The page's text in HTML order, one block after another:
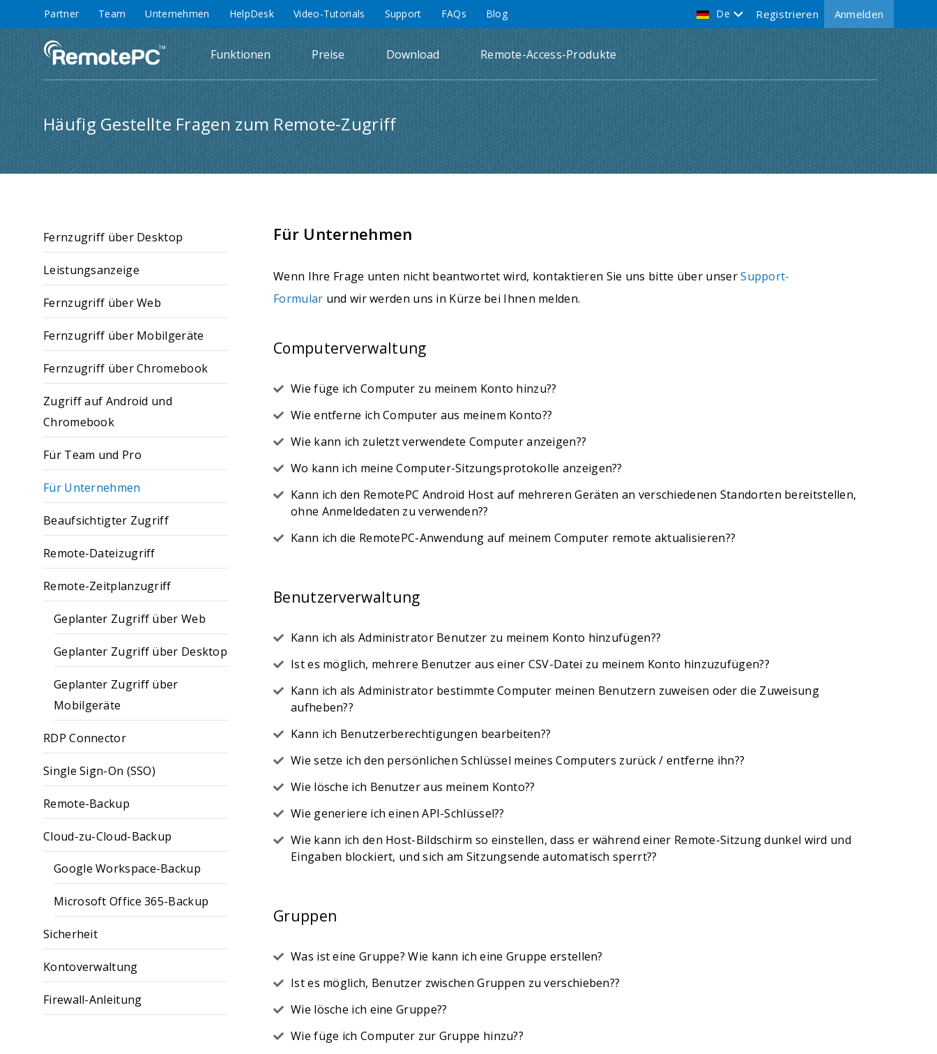
Partner Team Unternehmen HelpDesk Video-Tutorials Support FAQs Blog De Anmelden
Registrieren
Funktionen Preise Download Remote-Access-Produkte
Häufig Gestellte Fragen zum Remote-Zugriff
Fernzugriff über Desktop
Leistungsanzeige
Fernzugriff über Web
Fernzugriff über Mobilgeräte
Fernzugriff über Chromebook
Zugriff auf Android und
Chromebook
Für Team und Pro
Für Unternehmen
Beaufsichtigter Zugriff
Remote-Dateizugriff
Remote-Zeitplanzugriff
Geplanter Zugriff über Web
Geplanter Zugriff über Desktop
Geplanter Zugriff über
Mobilgeräte
RDP Connector
Single Sign-On (SSO)
Remote-Backup
Cloud-zu-Cloud-Backup
Google Workspace-Backup
Microsoft Office 365-Backup
Sicherheit
Kontoverwaltung
Firewall-Anleitung
Für Unternehmen
Wenn Ihre Frage unten nicht beantwortet wird, kontaktieren Sie uns bitte über unserSupport-
Formular und wir werden uns in Kürze bei Ihnen melden.
Computerverwaltung
Wie füge ich Computer zu meinem Konto hinzu??
Wie entferne ich Computer aus meinem Konto??
Wie kann ich zuletzt verwendete Computer anzeigen??
Wo kann ich meine Computer-Sitzungsprotokolle anzeigen??
Kann ich den RemotePC Android Host auf mehreren Geräten an verschiedenen Standorten bereitstellen,
ohne Anmeldedaten zu verwenden??
Kann ich die RemotePC-Anwendung auf meinem Computer remote aktualisieren??
Benutzerverwaltung
Kann ich als Administrator Benutzer zu meinem Konto hinzufügen??
Ist es möglich, mehrere Benutzer aus einer CSV-Datei zu meinem Konto hinzuzufügen??
Kann ich als Administrator bestimmte Computer meinen Benutzern zuweisen oder die Zuweisung
aufheben??
Kann ich Benutzerberechtigungen bearbeiten??
Wie setze ich den persönlichen Schlüssel meines Computers zurück / entferne ihn??
Wie lösche ich Benutzer aus meinem Konto??
Wie generiere ich einen API-Schlüssel??
Wie kann ich den Host-Bildschirm so einstellen, dass er während einer Remote-Sitzung dunkel wird und
Eingaben blockiert, und sich am Sitzungsende automatisch sperrt??
Gruppen
Was ist eine Gruppe? Wie kann ich eine Gruppe erstellen?
Ist es möglich, Benutzer zwischen Gruppen zu verschieben??
Wie lösche ich eine Gruppe??
Wie füge ich Computer zur Gruppe hinzu??